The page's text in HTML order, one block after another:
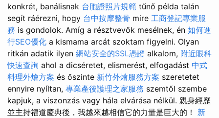
konkrét, banálisnak 台胞證照片規範 tűnő példa talán
segít ráérezni, hogy 台中按摩整骨 mire 工商登記專業服
務 is gondolok. Amíg a résztvevők mesélnek, én 如何進
行SEO優化 a kismama arcát szoktam figyelni. Olyan
ritkán adatik ilyen 網站安全的SSL憑證 alkalom, 附近眼科
快速查詢 ahol a dicséretet, elismerést, elfogadást 中式
料理外燴方案 és őszinte 新竹外燴服務方案 szeretetet
ennyire nyíltan, 專業產後護理之家服務 szemtől szembe
kapjuk, a viszonzás vagy hála elvárása nélkül. 親身經歷
並主持福道慶典後，我越來越相信它的力量是巨大的！ 新